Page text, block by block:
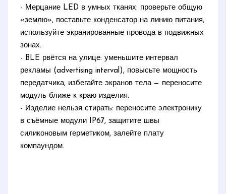
- Мерцание LED в умных тканях: проверьте общую
«землю», поставьте конденсатор на линию питания,
используйте экранированные провода в подвижных
зонах.
- BLE рвётся на улице: уменьшите интервал
рекламы (advertising interval), повысьте мощность
передатчика, избегайте экранов тела — переносите
модуль ближе к краю изделия.
- Изделие нельзя стирать: переносите электронику
в съёмные модули IP67, защитите швы
силиконовым герметиком, залейте плату
компаундом.